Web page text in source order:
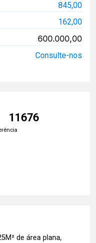
845,00
162,00
600.000,00
Consulte-nos
11676
de área plana,